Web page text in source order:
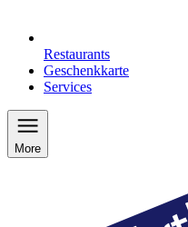
Restaurants
Geschenkkarte
Services
More